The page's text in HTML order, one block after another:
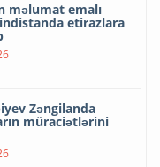
məlumat emalı
etirazlara
Zəngilanda
müraciətlərini